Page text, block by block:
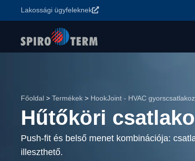
Lakossági ügyfeleknek
Főoldal > Termékek > HookJoint - HVAC
Hűtőköri
Push-fit és belső menet kombinációja:
illeszthető.